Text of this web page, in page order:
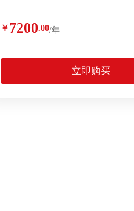
￥ 7200.00/年
立即购买